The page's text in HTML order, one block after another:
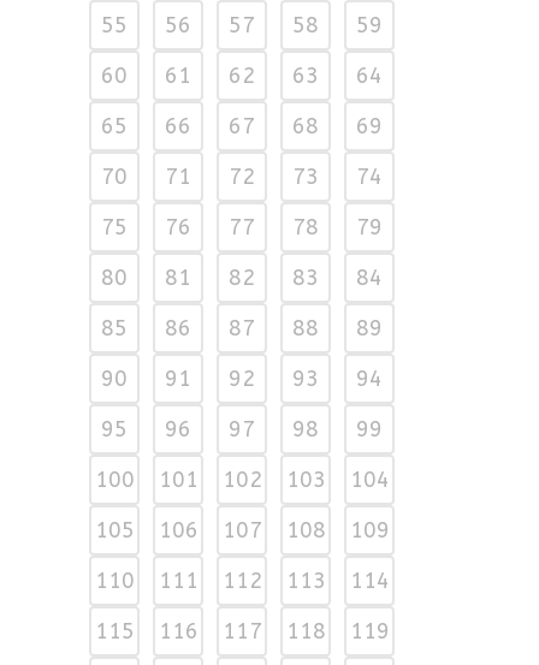
55
56 57 58
59
60
61 62 63
64
65
66 67 68
69
70
71 72 73
74
75
76 77 78
79
80
81 82 83
84
85
86 87 88
89
90
91 92 93
94
95
96 97 98
99
100
101 102 103
104
105
106 107 108
109
110
111 112 113
114
115
116 117 118
119